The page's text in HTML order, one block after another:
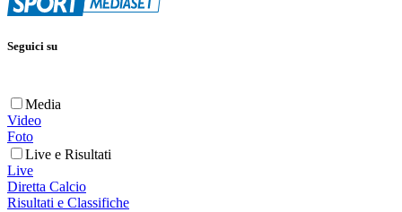
Seguici su
Media
Video
Foto
Live e Risultati
Live
Diretta Calcio
Risultati e Classifiche